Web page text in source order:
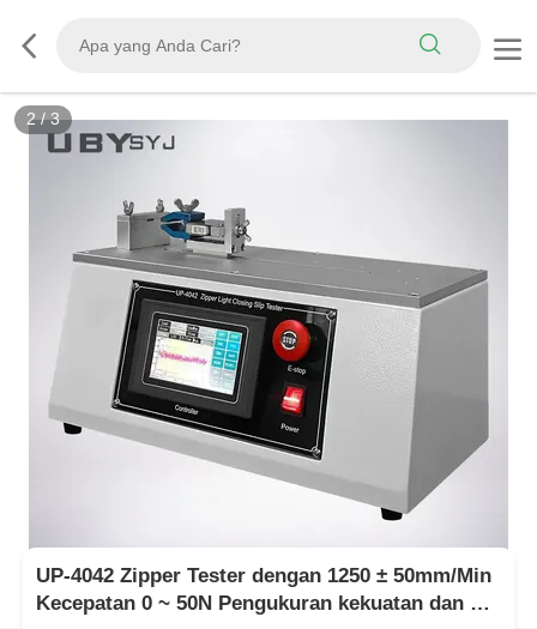
3/3
UP-4042 Zipper Tester dengan 1250 ± 50mm/Min
Kecepatan 0 ~ 50N Pengukuran kekuatan dan 80